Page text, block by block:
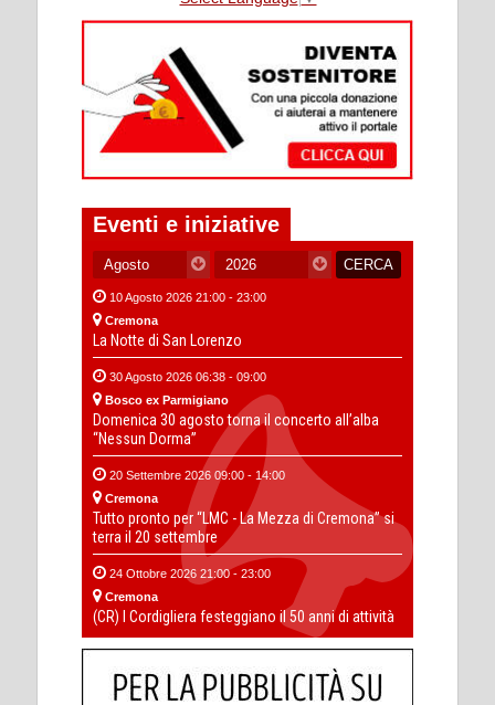
Eventi e iniziative
10 Agosto 2026 21:00 - 23:00
Cremona
La Notte di San Lorenzo
30 Agosto 2026 06:38 - 09:00
Bosco ex Parmigiano
Domenica 30 agosto torna il concerto all’alba
“Nessun Dorma”
20 Settembre 2026 09:00 - 14:00
Cremona
Tutto pronto per “LMC - La Mezza di Cremona” si
terra il 20 settembre
24 Ottobre 2026 21:00 - 23:00
Cremona
(CR) I Cordigliera festeggiano il 50 anni di attività